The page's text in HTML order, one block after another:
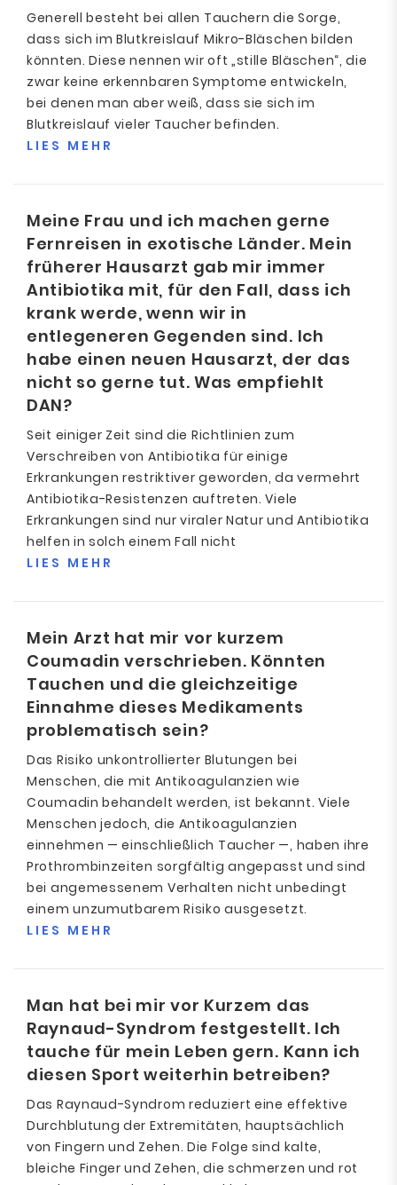
Generell besteht bei allen Tauchern die Sorge,
dass sich im Blutkreislauf Mikro-Bläschen bilden
könnten. Diese nennen wir oft „stille Bläschen“, die
zwar keine erkennbaren Symptome entwickeln,
bei denen man aber weiß, dass sie sich im
Blutkreislauf vieler Taucher befinden.
LIES MEHR
Meine Frau und ich machen gerne
Fernreisen in exotische Länder. Mein
früherer Hausarzt gab mir immer
Antibiotika mit, für den Fall, dass ich
krank werde, wenn wir in
entlegeneren Gegenden sind. Ich
habe einen neuen Hausarzt, der das
nicht so gerne tut. Was empfiehlt
DAN?
Seit einiger Zeit sind die Richtlinien zum
Verschreiben von Antibiotika für einige
Erkrankungen restriktiver geworden, da vermehrt
Antibiotika-Resistenzen auftreten. Viele
Erkrankungen sind nur viraler Natur und Antibiotika
helfen in solch einem Fall nicht
LIES MEHR
Mein Arzt hat mir vor kurzem
Coumadin verschrieben. Könnten
Tauchen und die gleichzeitige
Einnahme dieses Medikaments
problematisch sein?
Das Risiko unkontrollierter Blutungen bei
Menschen, die mit Antikoagulanzien wie
Coumadin behandelt werden, ist bekannt. Viele
Menschen jedoch, die Antikoagulanzien
einnehmen — einschließlich Taucher —, haben ihre
Prothrombinzeiten sorgfältig angepasst und sind
bei angemessenem Verhalten nicht unbedingt
einem unzumutbarem Risiko ausgesetzt.
LIES MEHR
Man hat bei mir vor Kurzem das
Raynaud-Syndrom festgestellt. Ich
tauche für mein Leben gern. Kann ich
diesen Sport weiterhin betreiben?
Das Raynaud-Syndrom reduziert eine effektive
Durchblutung der Extremitäten, hauptsächlich
von Fingern und Zehen. Die Folge sind kalte,
bleiche Finger und Zehen, die schmerzen und rot